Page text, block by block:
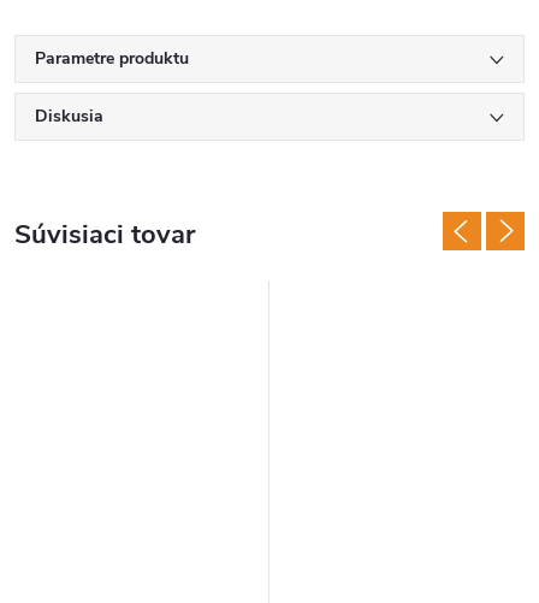
Parametre produktu
Diskusia
Súvisiaci tovar